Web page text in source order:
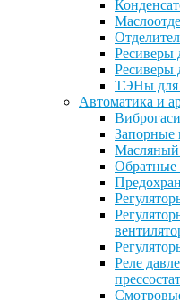
Ресиверы
Ресиверы
ТЭНы для
Автоматика и
Запорные
Масляный
Обратные
Реле